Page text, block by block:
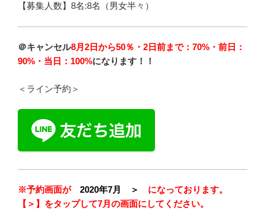
【募集人数】8名:8名（男女半々）
＠キャンセル8月2日から50％・2日前まで：70%・前日：
90%・当日：100%になります！！
＜ライン予約＞
※予約画面が 2020年7月 ＞
になっております。
【＞】をタップして7月の画面にしてください。